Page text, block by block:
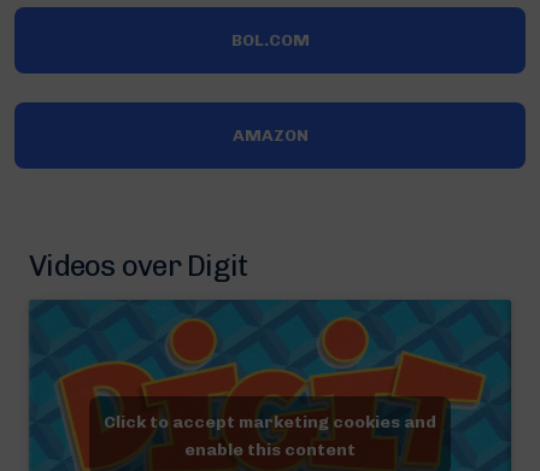
BOL.COM
AMAZON
Videos over Digit
Click to accept marketing cookies and
enable this content